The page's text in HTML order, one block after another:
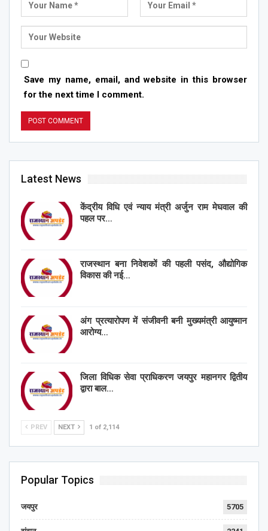
Save my name, email, and website in this browser
for the next time I comment.
Latest News
केंद्रीय विधि एवं न्याय मंत्री अर्जुन राम मेघवाल की
पहल पर…
राजस्थान बना निवेशकों की पहली पसंद, औद्योगिक
विकास की नई…
अंग प्रत्यारोपण में संजीवनी बनी मुख्यमंत्री आयुष्मान
आरोग्य…
जिला विधिक सेवा प्राधिकरण जयपुर महानगर द्वितीय
द्वारा बाल…
PREV NEXT 1 of 2,114
Popular Topics
जयपुर 5705